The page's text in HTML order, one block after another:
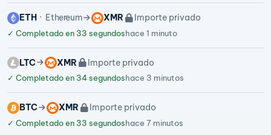
ETH Ethereum XMR Importe privado
✓ Completado en 33 segundoshace 1 minuto
LTC XMR Importe privado
✓ Completado en 34 segundoshace 3 minutos
BTC XMR Importe privado
✓ Completado en 33 segundoshace 7 minutos